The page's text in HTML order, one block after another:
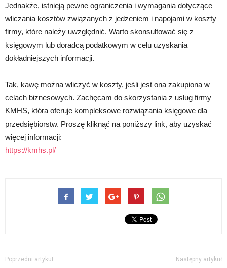
Jednakże, istnieją pewne ograniczenia i wymagania dotyczące
wliczania kosztów związanych z jedzeniem i napojami w koszty
firmy, które należy uwzględnić. Warto skonsultować się z
księgowym lub doradcą podatkowym w celu uzyskania
dokładniejszych informacji.
Tak, kawę można wliczyć w koszty, jeśli jest ona zakupiona w
celach biznesowych. Zachęcam do skorzystania z usług firmy
KMHS, która oferuje kompleksowe rozwiązania księgowe dla
przedsiębiorstw. Proszę kliknąć na poniższy link, aby uzyskać
więcej informacji:
https://kmhs.pl/
Poprzedni artykuł Następny artykuł